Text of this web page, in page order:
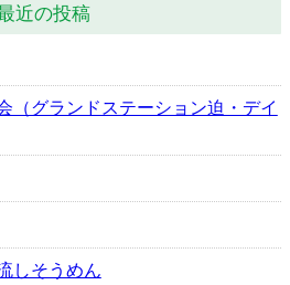
近の投稿
（グランドステーション迫・デイ
しそうめん